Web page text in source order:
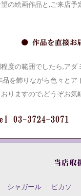
の絵画作品と,ご来店予
度の範囲でしたら,アダ
を飾りながら色々とア
りますので,どうぞお気
シャガール ピカソ